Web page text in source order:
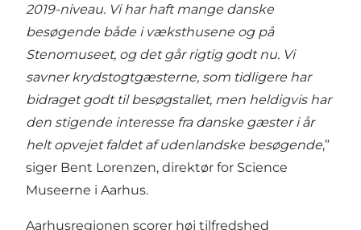
2019-niveau. Vi har haft mange danske
besøgende både i væksthusene og på
Stenomuseet, og det går rigtig godt nu. Vi
savner krydstogtgæsterne, som tidligere har
bidraget godt til besøgstallet, men heldigvis har
den stigende interesse fra danske gæster i år
helt opvejet faldet af udenlandske besøgende,”
siger Bent Lorenzen, direktør for Science
Museerne i Aarhus.
Aarhusregionen scorer høj tilfredshed